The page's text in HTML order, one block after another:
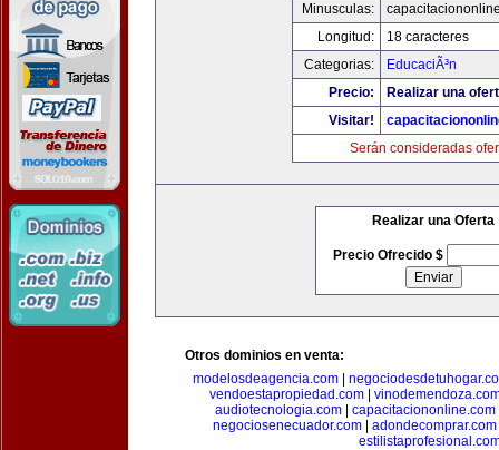
Minusculas:
Longitud:
18 caracteres
Categorias:
EducaciÃ³n
Precio:
Realizar una
Visitar!
Serán consideradas
Realizar una Oferta
Precio Ofrecido $
Otros dominios en venta:
modelosdeagencia.com
vendoestapropiedad.com|
audiotecnologia.com
capacitaciononline.com
negociosenecuador.com| adondecomprar.com